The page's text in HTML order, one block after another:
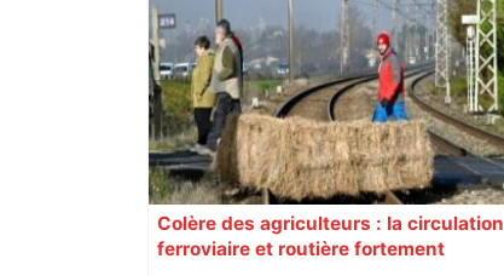
Colère des agriculteurs : la circulation
ferroviaire et routière fortement